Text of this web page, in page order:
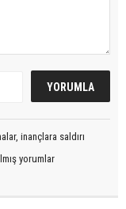
inançlara saldırı
yorumlar